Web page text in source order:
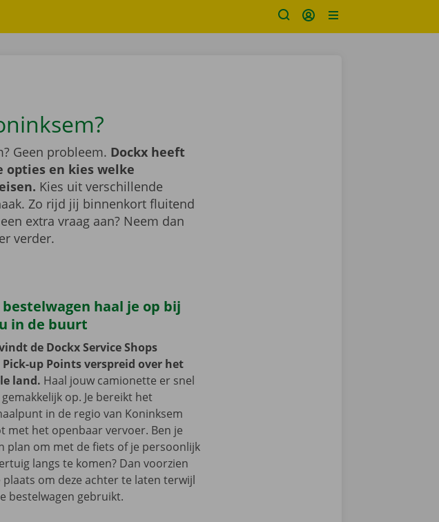
Geen probleem. Dockx heeft
opties en kies welke
Kies uit verschillende
Zo rijd jij binnenkort fluitend
extra vraag aan? Neem dan
verder.
bestelwagen haal je op bij
in de buurt
de Dockx Service Shops
Pick-up Points verspreid over het
land. Haal jouw camionette er snel
op. Je bereikt het
in de regio van Koninksem
met het openbaar vervoer. Ben je
plan om met de fiets of je persoonlijk
langs te komen? Dan voorzien
plaats om deze achter te laten terwijl
bestelwagen gebruikt.